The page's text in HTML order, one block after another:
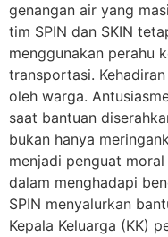
genangan air yang
tim SPIN dan SKIN
menggunakan perahu
transportasi.
oleh warga.
saat bantuan
bukan hanya
menjadi penguat
dalam menghadapi
SPIN menyalurkan
Kepala Keluarga (KK)